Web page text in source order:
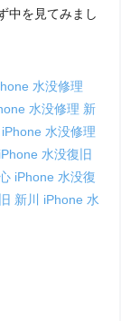
中を見てみまし
水没修理
水没修理 新
iPhone 水没修理
iPhone 水没復旧
iPhone 水没復
新川 iPhone 水